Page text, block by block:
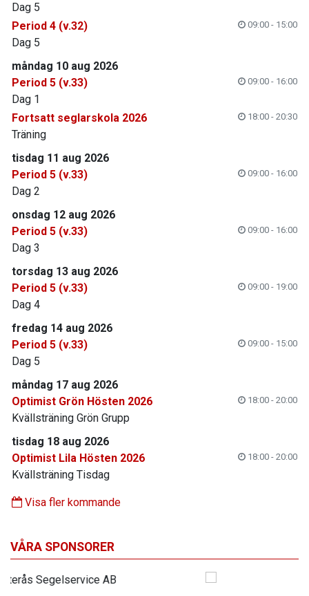
Dag 5
Period 4 (v.32)
09:00 - 15:00
Dag 5
måndag 10 aug 2026
Period 5 (v.33)
09:00 - 16:00
Dag 1
Fortsatt seglarskola 2026
18:00 - 20:30
Träning
tisdag 11 aug 2026
Period 5 (v.33)
09:00 - 16:00
Dag 2
onsdag 12 aug 2026
Period 5 (v.33)
09:00 - 16:00
Dag 3
torsdag 13 aug 2026
Period 5 (v.33)
09:00 - 19:00
Dag 4
fredag 14 aug 2026
Period 5 (v.33)
09:00 - 15:00
Dag 5
måndag 17 aug 2026
Optimist Grön Hösten 2026
18:00 - 20:00
Kvällsträning Grön Grupp
tisdag 18 aug 2026
Optimist Lila Hösten 2026
18:00 - 20:00
Kvällsträning Tisdag
Visa fler kommande
VÅRA SPONSORER